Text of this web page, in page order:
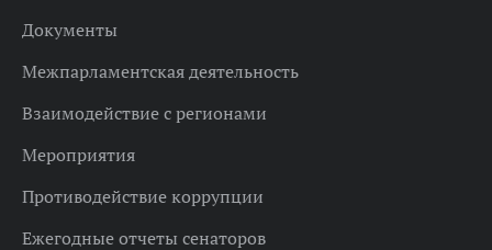
Документы
Межпарламентская деятельность
Взаимодействие с регионами
Мероприятия
Противодействие коррупции
Ежегодные отчеты сенаторов